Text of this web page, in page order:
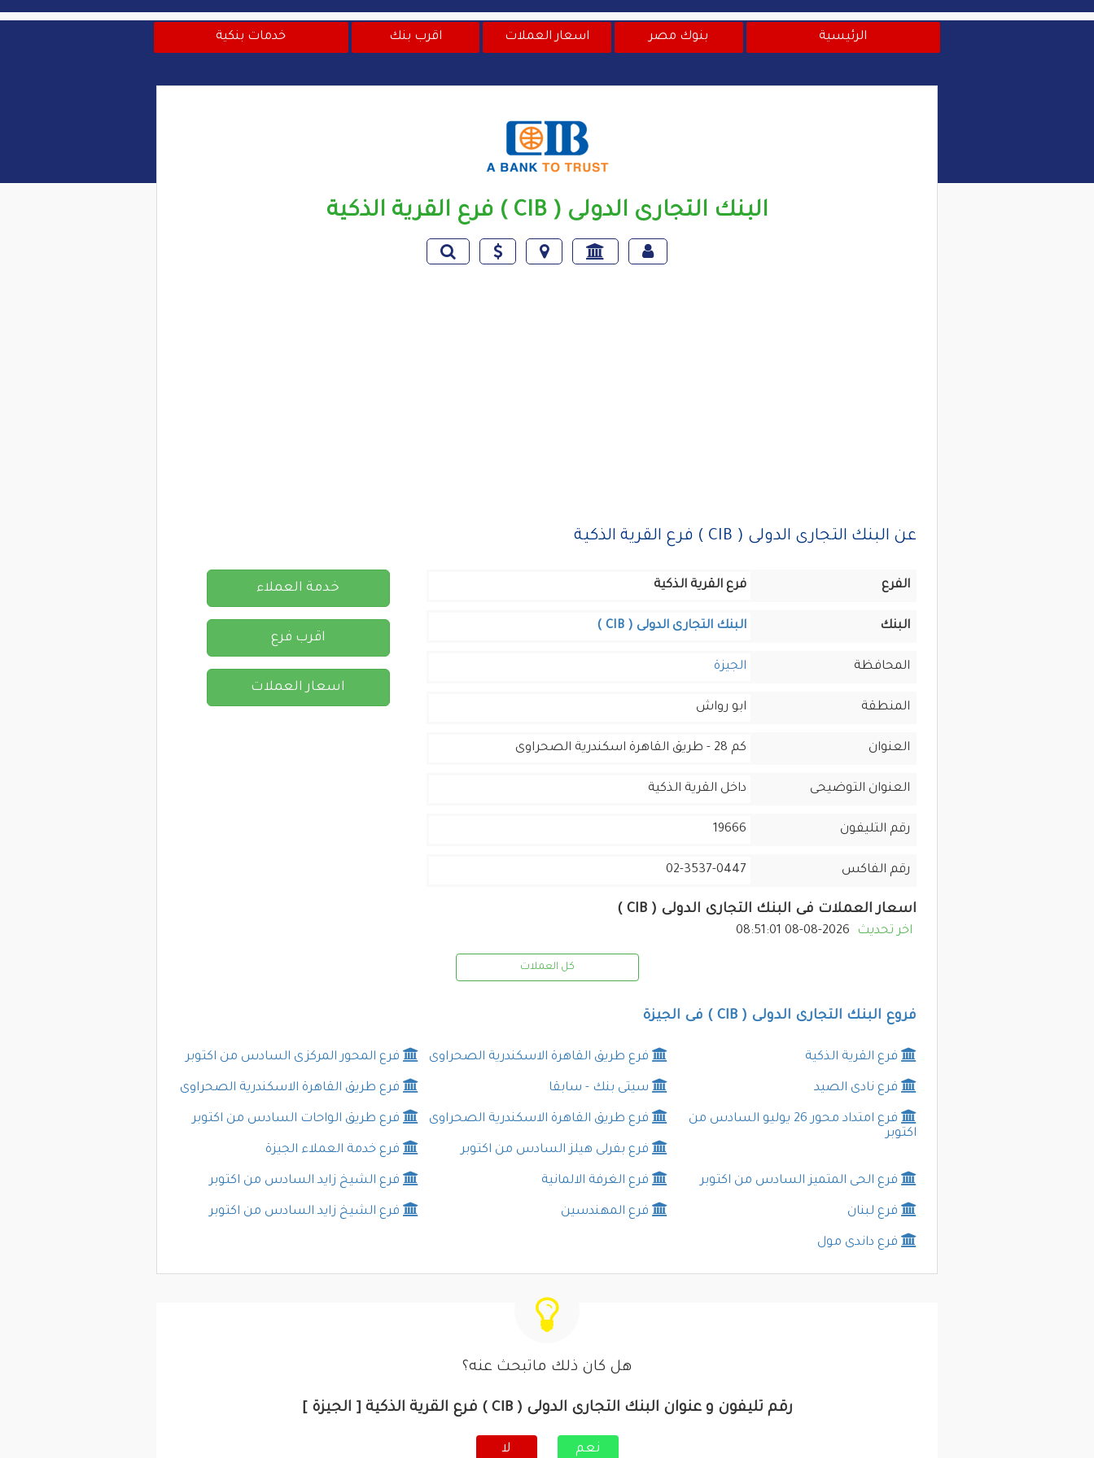
الرئيسية بنوك مصر اسعار العملات اقرب بنك خدمات بنكية
البنك التجارى الدولى ( CIB ) فرع القرية الذكية
عن البنك التجارى الدولى ( CIB ) فرع القرية الذكية
الفرع فرع القرية الذكية
البنك البنك التجارى الدولى ( CIB )
المحافظة الجيزة
المنطقة ابو رواش
العنوان كم 28 - طريق القاهرة اسكندرية الصحراوى
العنوان التوضيحى داخل القرية الذكية
رقم التليفون 19666
رقم الفاكس 02-3537-0447
خدمة العملاء
اقرب فرع
اسعار العملات
اسعار العملات فى البنك التجارى الدولى ( CIB )
اخر تحديث 2026-08-08 08:51:01
كل العملات
فروع البنك التجارى الدولى ( CIB ) فى الجيزة
فرع القرية الذكية فرع طريق القاهرة الاسكندرية الصحراوى فرع المحور المركزى السادس من اكتوبر
فرع نادى الصيد سيتى بنك - سابقا فرع طريق القاهرة الاسكندرية الصحراوى
فرع امتداد محور 26 يوليو السادس من
اكتوبر
فرع طريق القاهرة الاسكندرية الصحراوى فرع طريق الواحات السادس من اكتوبر
فرع بفرلى هيلز السادس من اكتوبر فرع خدمة العملاء الجيزة
فرع الحى المتميز السادس من اكتوبر فرع الغرفة الالمانية فرع الشيخ زايد السادس من اكتوبر
فرع لبنان فرع المهندسين فرع الشيخ زايد السادس من اكتوبر
فرع داندى مول
هل كان ذلك ماتبحث عنه؟
رقم تليفون و عنوان البنك التجارى الدولى ( CIB ) فرع القرية الذكية [ الجيزة ]
نعم لا